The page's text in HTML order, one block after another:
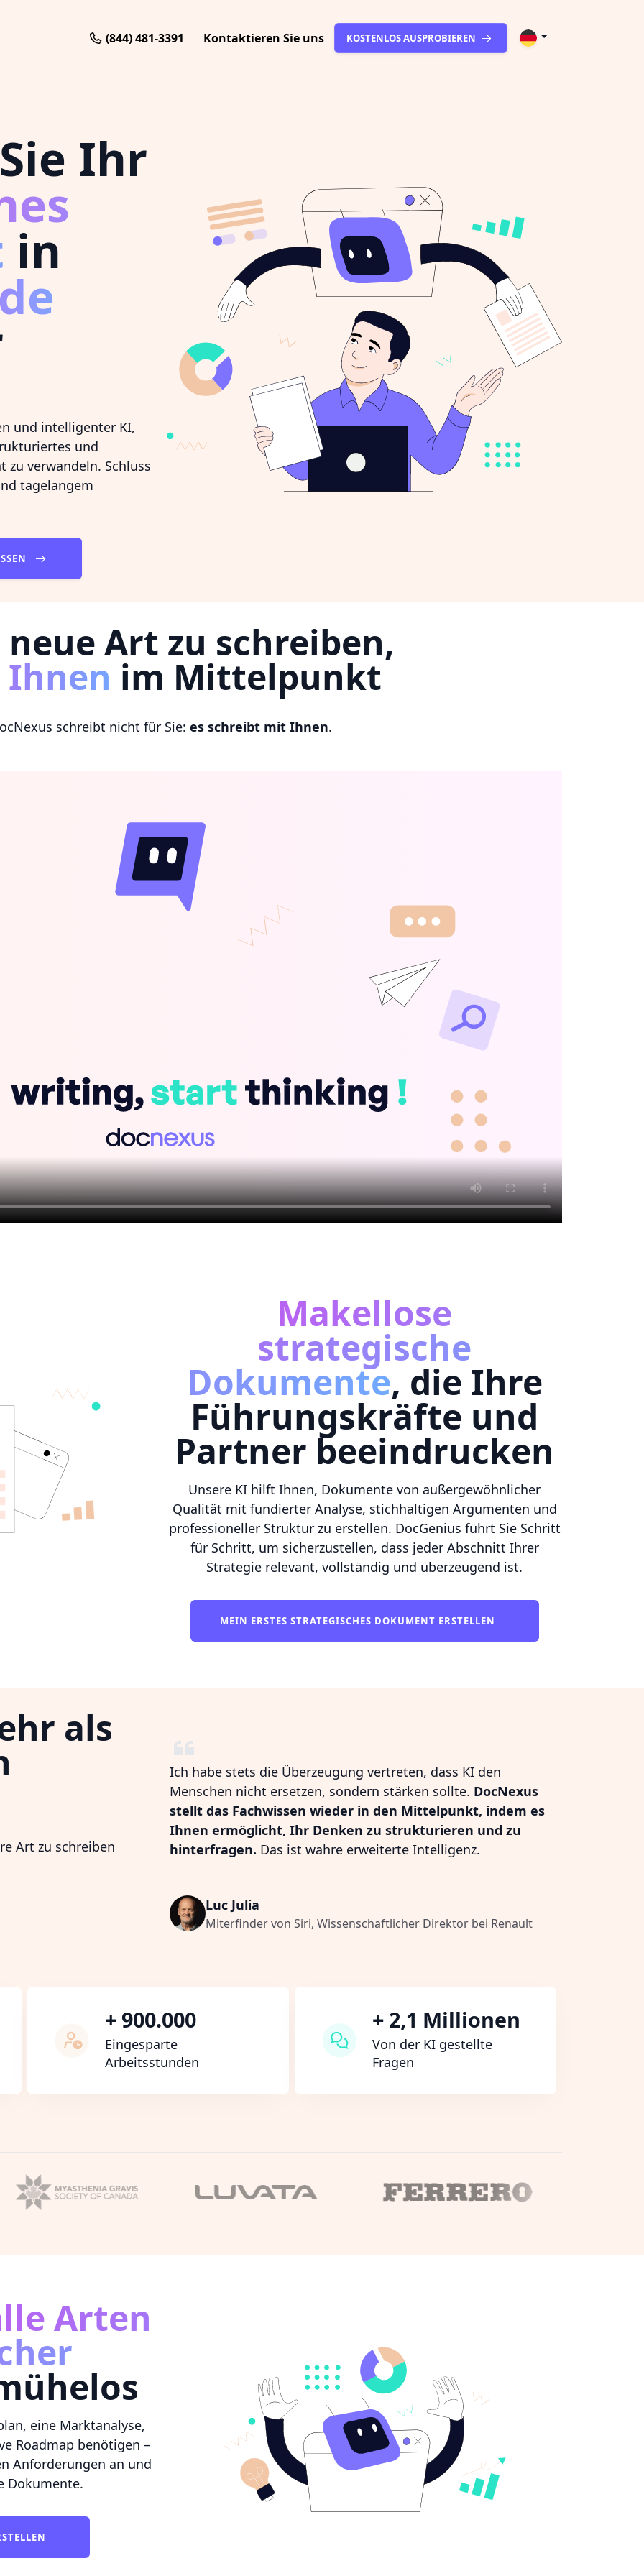
(844) 481-3391 Kontaktieren Sie uns KOSTENLOS AUSPROBIEREN
Ihr
in
und intelligenter KI,
und
zu verwandeln. Schluss
tagelangem
neue Art zu schreiben,
im Mittelpunkt
schreibt nicht für Sie: es schreibt mit Ihnen.
Makellose
strategische
Dokumente, die Ihre
Führungskräfte und
Partner beeindrucken
Unsere KI hilft Ihnen, Dokumente von außergewöhnlicher
Qualität mit fundierter Analyse, stichhaltigen Argumenten und
professioneller Struktur zu erstellen. DocGenius führt Sie Schritt
für Schritt, um sicherzustellen, dass jeder Abschnitt Ihrer
Strategie relevant, vollständig und überzeugend ist.
MEIN ERSTES STRATEGISCHES DOKUMENT ERSTELLEN
als
Art zu schreiben
Ich habe stets die Überzeugung vertreten, dass KI den
Menschen nicht ersetzen, sondern stärken sollte. DocNexus
stellt das Fachwissen wieder in den Mittelpunkt, indem es
Ihnen ermöglicht, Ihr Denken zu strukturieren und zu
hinterfragen. Das ist wahre erweiterte Intelligenz.
Luc Julia
Miterfinder von Siri, Wissenschaftlicher Direktor bei Renault
+ 900.000
Eingesparte
Arbeitsstunden
+ 2,1 Millionen
Von der KI gestellte
Fragen
Arten
eine Marktanalyse,
Roadmap benötigen –
Anforderungen an und
Dokumente.